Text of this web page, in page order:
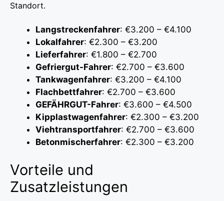
Standort.
Langstreckenfahrer: €3.200 – €4.100
Lokalfahrer: €2.300 – €3.200
Lieferfahrer: €1.800 – €2.700
Gefriergut-Fahrer: €2.700 – €3.600
Tankwagenfahrer: €3.200 – €4.100
Flachbettfahrer: €2.700 – €3.600
GEFÄHRGUT-Fahrer: €3.600 – €4.500
Kipplastwagenfahrer: €2.300 – €3.200
Viehtransportfahrer: €2.700 – €3.600
Betonmischerfahrer: €2.300 – €3.200
Vorteile und
Zusatzleistungen